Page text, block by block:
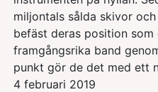
miljontals sålda skivor
befäst deras position
framgångsrika band
punkt gör de det med ett
4 februari 2019